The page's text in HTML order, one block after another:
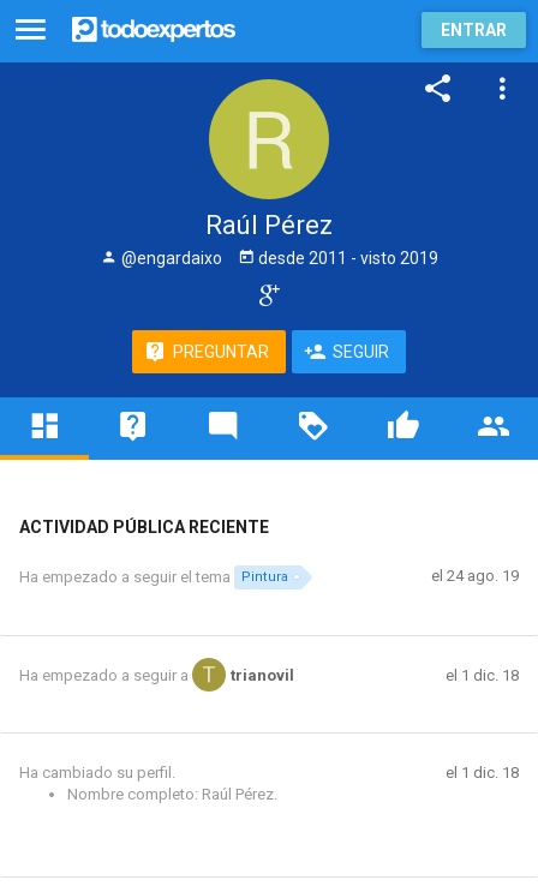
ENTRAR
Raúl Pérez
@engardaixo desde 2011 - visto 2019
PREGUNTAR SEGUIR
ACTIVIDAD PÚBLICA RECIENTE
Ha empezado a seguir el tema Pintura el 24 ago. 19
Ha empezado a seguir a trianovil el 1 dic. 18
Ha cambiado su perfil.
Nombre completo: Raúl Pérez.
el 1 dic. 18